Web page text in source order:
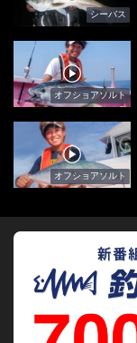
シーバス
オフショアソルト
オフショアソルト